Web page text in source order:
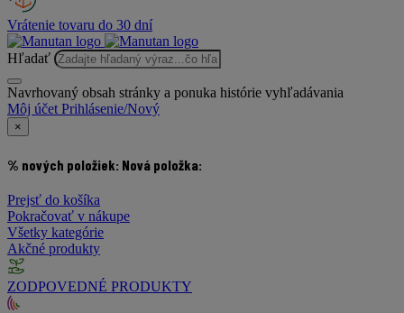
Vrátenie tovaru do 30 dní
Hľadať
Navrhovaný obsah stránky a ponuka histórie vyhľadávania
Môj účet Prihlásenie/Nový
×
% nových položiek: Nová položka:
Prejsť do košíka
Pokračovať v nákupe
Všetky kategórie
Akčné produkty
ZODPOVEDNÉ PRODUKTY